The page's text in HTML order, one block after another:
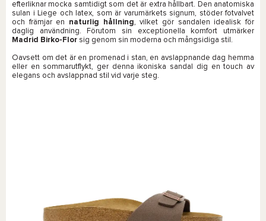
efterliknar mocka samtidigt som det är extra hållbart. Den anatomiska
sulan i Liege och latex, som är varumärkets signum, stöder fotvalvet
och främjar en naturlig hållning, vilket gör sandalen idealisk för
daglig användning. Förutom sin exceptionella komfort utmärker
Madrid Birko-Flor sig genom sin moderna och mångsidiga stil.
Oavsett om det är en promenad i stan, en avslappnande dag hemma
eller en sommarutflykt, ger denna ikoniska sandal dig en touch av
elegans och avslappnad stil vid varje steg.